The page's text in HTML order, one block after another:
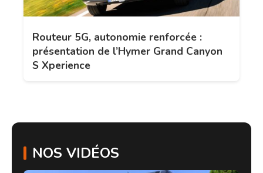
Routeur 5G, autonomie renforcée :
présentation de l’Hymer Grand Canyon
S Xperience
NOS VIDÉOS